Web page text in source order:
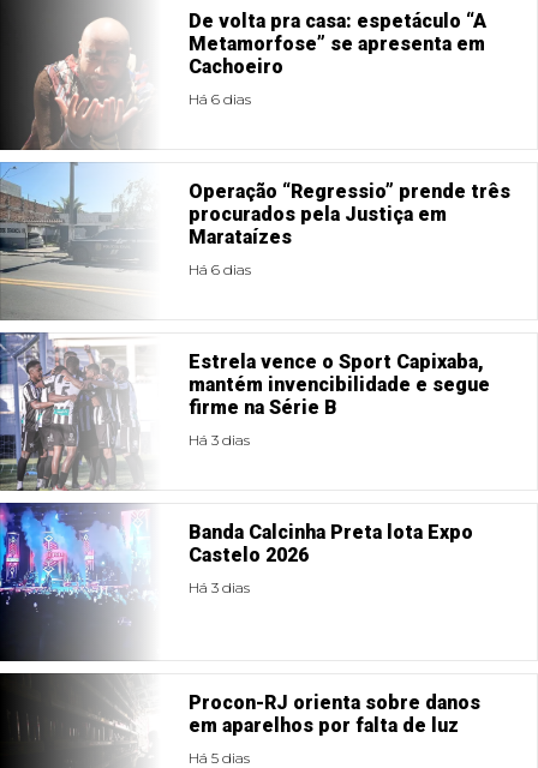
De volta pra casa: espetáculo “A
Metamorfose” se apresenta em
Cachoeiro
Há 6 dias
Operação “Regressio” prende três
procurados pela Justiça em
Marataízes
Há 6 dias
Estrela vence o Sport Capixaba,
mantém invencibilidade e segue
firme na Série B
Há 3 dias
Banda Calcinha Preta lota Expo
Castelo 2026
Há 3 dias
Procon-RJ orienta sobre danos
em aparelhos por falta de luz
Há 5 dias